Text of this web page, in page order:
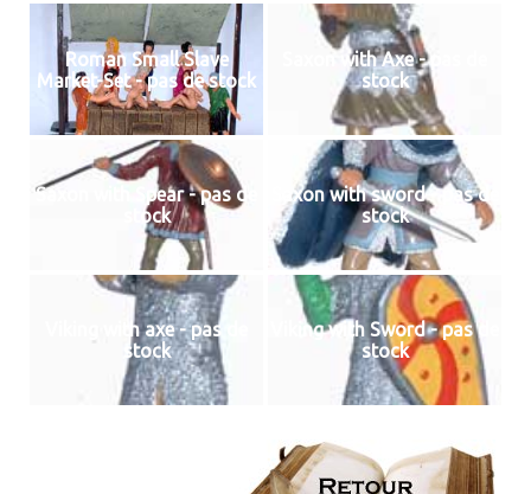
Roman Small Slave
Market-Set - pas de stock
Saxon with Axe - pas de
stock
Saxon with Spear - pas de
stock
Saxon with sword - pas de
stock
Viking with axe - pas de
stock
Viking with Sword - pas de
stock